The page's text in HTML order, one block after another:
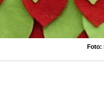
Foto: